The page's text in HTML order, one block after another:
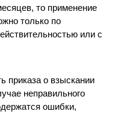
то применение
только по
или с
приказа о взыскании
неправильного
ошибки,